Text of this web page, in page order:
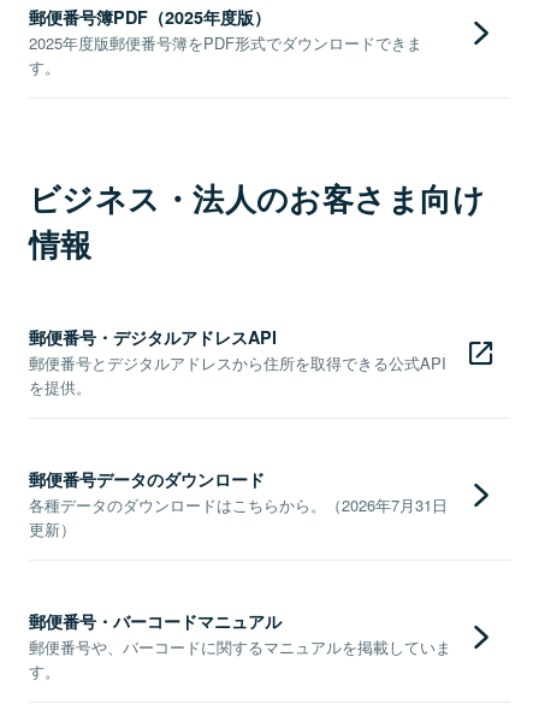
郵便番号簿PDF（2025年度版）
2025年度版郵便番号簿をPDF形式でダウンロードできま
す。
ビジネス・法人のお客さま向け
情報
郵便番号・デジタルアドレスAPI
郵便番号とデジタルアドレスから住所を取得できる公式API
を提供。
郵便番号データのダウンロード
各種データのダウンロードはこちらから。（2026年7月31日
更新）
郵便番号・バーコードマニュアル
郵便番号や、バーコードに関するマニュアルを掲載していま
す。